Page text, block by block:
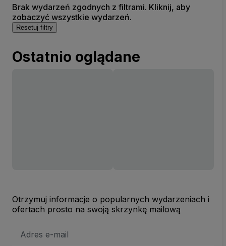
Brak wydarzeń zgodnych z filtrami. Kliknij, aby
zobaczyć wszystkie wydarzeń.
Resetuj filtry
Ostatnio oglądane
Otrzymuj informacje o popularnych wydarzeniach i
ofertach prosto na swoją skrzynkę mailową
e-